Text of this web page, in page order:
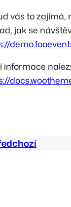
vás to
jak se
informace